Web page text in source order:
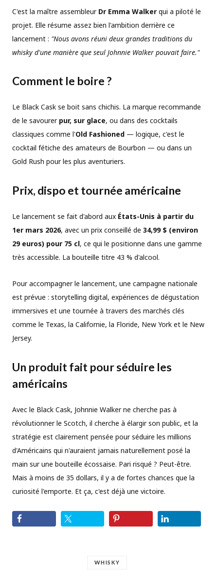
C'est la maître assembleur Dr Emma Walker qui a piloté le
projet. Elle résume assez bien l'ambition derrière ce
lancement : "Nous avons réuni deux grandes traditions du
whisky d'une manière que seul Johnnie Walker pouvait faire."
Comment le boire ?
Le Black Cask se boit sans chichis. La marque recommande
de le savourer pur, sur glace, ou dans des cocktails
classiques comme l'Old Fashioned — logique, c'est le
cocktail fétiche des amateurs de Bourbon — ou dans un
Gold Rush pour les plus aventuriers.
Prix, dispo et tournée américaine
Le lancement se fait d'abord aux États-Unis à partir du
1er mars 2026, avec un prix conseillé de 34,99 $ (environ
29 euros) pour 75 cl, ce qui le positionne dans une gamme
très accessible. La bouteille titre 43 % d'alcool.
Pour accompagner le lancement, une campagne nationale
est prévue : storytelling digital, expériences de dégustation
immersives et une tournée à travers des marchés clés
comme le Texas, la Californie, la Floride, New York et le New
Jersey.
Un produit fait pour séduire les
américains
Avec le Black Cask, Johnnie Walker ne cherche pas à
révolutionner le Scotch, il cherche à élargir son public, et la
stratégie est clairement pensée pour séduire les millions
d'Américains qui n'auraient jamais naturellement posé la
main sur une bouteille écossaise. Pari risqué ? Peut-être.
Mais à moins de 35 dollars, il y a de fortes chances que la
curiosité l'emporte. Et ça, c'est déjà une victoire.
WHISKY